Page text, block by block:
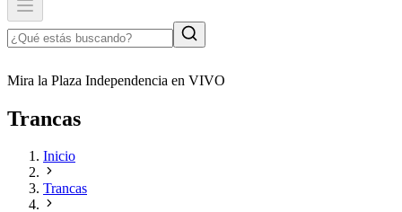
Mira la Plaza Independencia en VIVO
Trancas
Inicio
Trancas